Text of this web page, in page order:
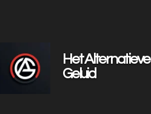
Het Alternatieve
Geluid